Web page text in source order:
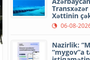
Xəttinin
06-08-
Nazirlik:
“mygov”a